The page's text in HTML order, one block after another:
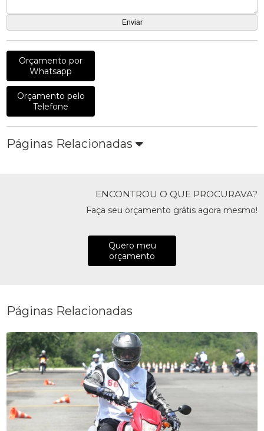
Orçamento por
Whatsapp
Orçamento pelo
Telefone
Páginas Relacionadas
ENCONTROU O QUE PROCURAVA?
Faça seu orçamento grátis agora mesmo!
Quero meu
orçamento
Páginas Relacionadas